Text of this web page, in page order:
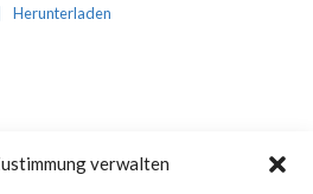
verwalten
Herunterladen